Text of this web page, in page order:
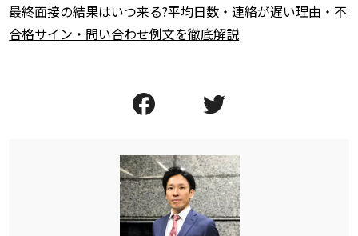
最終面接の結果はいつ来る?平均日数・連絡が遅い理由・不
合格サイン・問い合わせ例文を徹底解説